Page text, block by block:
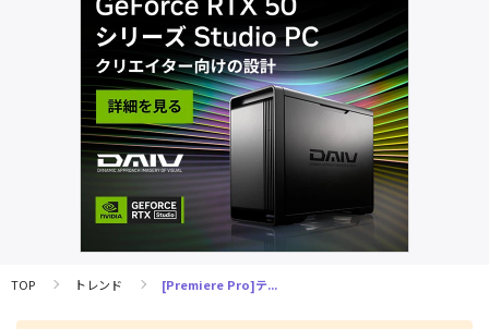
TOP トレンド [Premiere Pro]テ...